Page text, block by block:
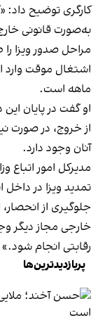
کارگری توضیح داد:
به‌صورت قانونی
مراحل صدور ویزا
ماهه است.
او گفت در پایان این
از خروج، در صورت
آنان وجود دارد.
مدیرکل امور اتباع
تمدید ویزا در
جلوگیری از انحصار،
خارجی مجاز دیگر
رقابتی انجام شود.»
پربازدیدترین‌ها